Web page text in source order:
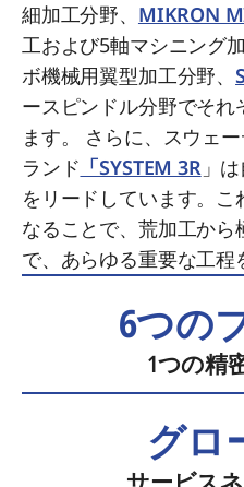
細加工分野、 MIKRON
工および5軸マシニング加
ボ機械用翼型加工分野、
ースピンドル分野でそ
ます。 さらに、スウェ
ランド 「SYSTEM 3R」
をリードしています。こ
なることで、荒加工から
で、あらゆる重要な工程
6つの
1つの精
グロ